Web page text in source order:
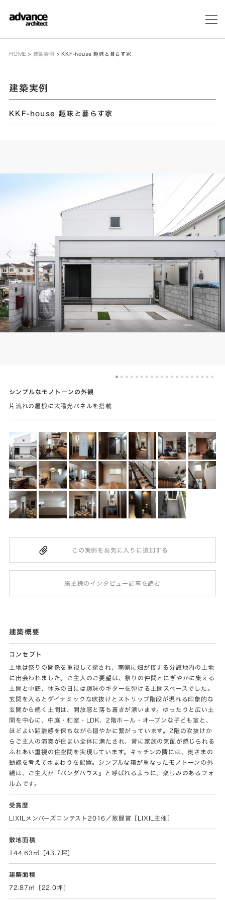
メ
HOME > 建築実例 > KKF-house 趣味と暮らす家
建築実例
KKF-house 趣味と暮らす家
シンプルなモノトーンの外観
片流れの屋根に太陽光パネルを搭載
施主様のインタビュー記事を読む
建築概要
コンセプト
土地は祭りの関係を重視して探され、南側に畑が接する分譲地内の土地
に出会われました。ご主人のご要望は、祭りの仲間とにぎやかに集える
土間と中庭、休みの日には趣味のギターを弾ける土間スペースでした。
玄関を入るとダイナミックな吹抜けとストリップ階段が現れる印象的な
玄関から続く土間は、開放感と落ち着きが漂います。ゆったりと広い土
間を中心に、中庭・和室・LDK、2階ホール・オープンな子ども室と、
ほどよい距離感を保ちながら穏やかに繋がっています。2階の吹抜けか
らご主人の演奏が住まい全体に満たされ、常に家族の気配が感じられる
ふれあい重視の住空間を実現しています。キッチンの隣には、奥さまの
動線を考えて水まわりを配置。シンプルな箱が重なったモノトーンの外
観は、ご主人が『パンダハウス』と呼ばれるように、楽しみのあるフォ
ルムです。
受賞歴
LIXILメンバーズコンテスト2016／敢闘賞［LIXIL主催］
敷地面積
144.63㎡［43.7坪］
建築面積
72.87㎡［22.0坪］